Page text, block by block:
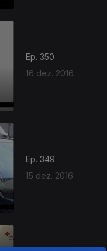
Ep. 350
16 dez. 2016
Ep. 349
15 dez. 2016